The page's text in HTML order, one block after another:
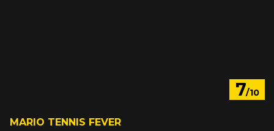
7/10
MARIO TENNIS FEVER